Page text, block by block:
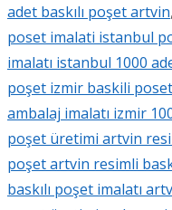
adet baskılı poşet artvin,
poset imalati istanbul
imalatı istanbul 1000
poşet izmir baskili
ambalaj imalatı izmir
poşet üretimi artvin
poşet artvin resimli
baskılı poşet imalatı